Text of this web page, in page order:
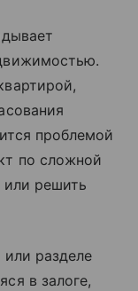
проблемой
по сложной
или решить
разделе
в залоге,